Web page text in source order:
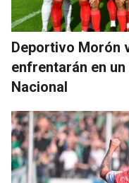
Deportivo Morón
enfrentarán en
Nacional